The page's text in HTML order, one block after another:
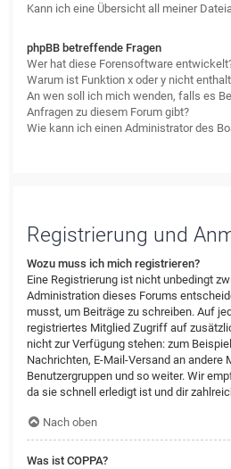
Kann ich eine Übersicht all meiner
phpBB betreffende Fragen
Wer hat diese Forensoftware
Warum ist Funktion x oder y nicht
An wen soll ich mich wenden, falls es
Anfragen zu diesem Forum gibt?
Wie kann ich einen Administrator des
Registrierung und
Wozu muss ich mich registrieren?
Eine Registrierung ist nicht unbedingt
Administration dieses Forums
musst, um Beiträge zu schreiben. Auf
registriertes Mitglied Zugriff auf
nicht zur Verfügung stehen: zum
Nachrichten, E-Mail-Versand an andere
Benutzergruppen und so weiter. Wir
da sie schnell erledigt ist und dir
Nach oben
Was ist COPPA?